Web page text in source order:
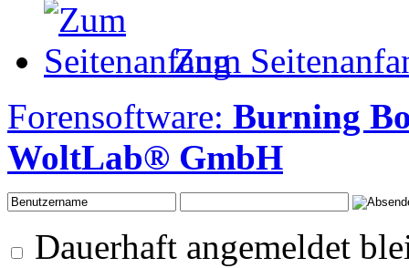
Zum
Forensoftware: Burning
WoltLab® GmbH
Dauerhaft angemeldet